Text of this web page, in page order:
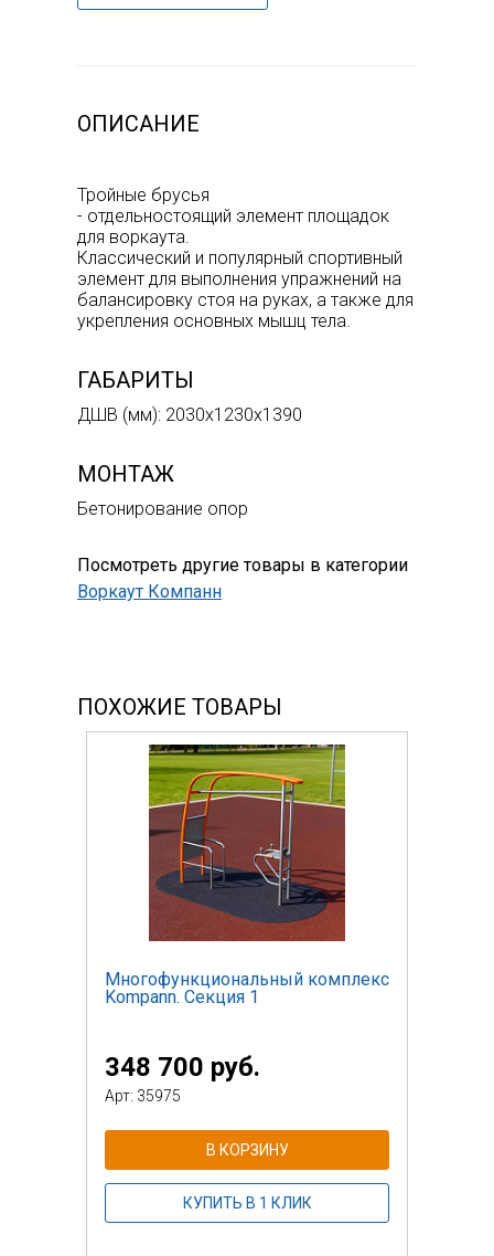
ОПИСАНИЕ
Тройные брусья
- отдельностоящий элемент площадок
для воркаута.
Классический и популярный спортивный
элемент для выполнения упражнений на
балансировку стоя на руках, а также для
укрепления основных мышц тела.
ГАБАРИТЫ
ДШВ (мм): 2030х1230х1390
МОНТАЖ
Бетонирование опор
Посмотреть другие товары в категории
Воркаут Компанн
ПОХОЖИЕ ТОВАРЫ
Многофункциональный комплекс
Kompann. Секция 1
348 700 руб.
Арт: 35975
В КОРЗИНУ
КУПИТЬ В 1 КЛИК